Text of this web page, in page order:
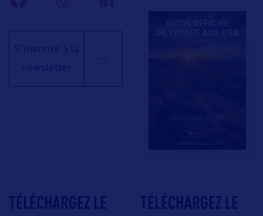
S'inscrire à la
newsletter
TÉLÉCHARGEZ LE
TÉLÉCHARGEZ LE